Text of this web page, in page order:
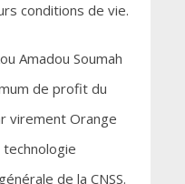
conditions de vie.
Amadou Soumah
de profit du
virement Orange
de la CNSS.